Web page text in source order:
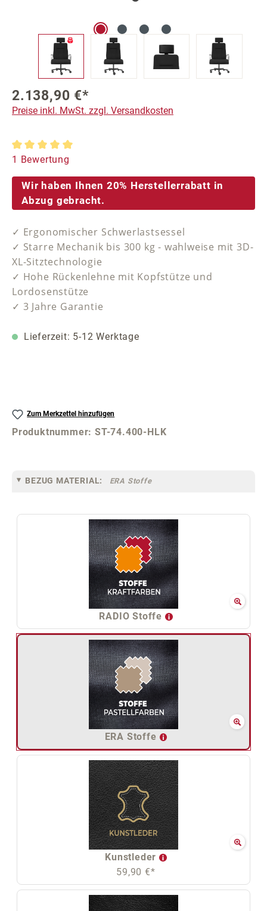
2.138,90 €*
Preise inkl. MwSt. zzgl. Versandkosten
Durchschnittliche Bewertung von 5 von 5 Sternen
1 Bewertung
Wir haben Ihnen 20% Herstellerrabatt in
Abzug gebracht.
✓ Ergonomischer Schwerlastsessel
✓ Starre Mechanik bis 300 kg - wahlweise mit 3D-
XL-Sitztechnologie
✓ Hohe Rückenlehne mit Kopfstütze und
Lordosenstütze
✓ 3 Jahre Garantie
Lieferzeit: 5-12 Werktage
Zum Merkzettel hinzufügen
Produktnummer:ST-74.400-HLK
BEZUG MATERIAL: ERA Stoffe
RADIO Stoffe
ERA Stoffe
Kunstleder
59,90 €*